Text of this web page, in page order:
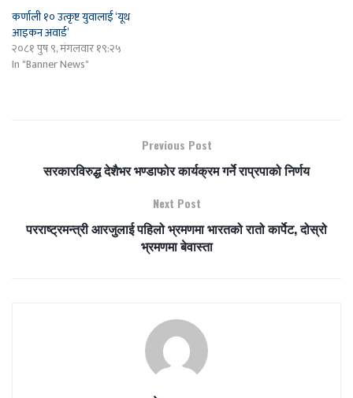
कर्णाली १० उत्कृष्ट युवालाई ‘यूथ
आइकन अवार्ड’
२०८१ पुष ९, मंगलवार १९:२५
In "Banner News"
Previous Post
सरकारविरुद्ध देशैभर भण्डाफोर कार्यक्रम गर्ने राप्रपाको निर्णय
Next Post
परराष्ट्रमन्त्री आरजुलाई पहिलो भ्रमणमा भारतको रातो कार्पेट, दोस्रो
भ्रमणमा बेवास्ता